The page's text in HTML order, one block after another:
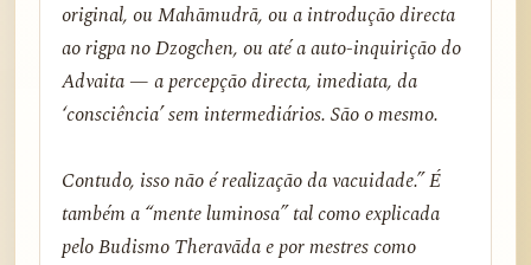
original, ou Mahāmudrā, ou a introdução directa
ao rigpa no Dzogchen, ou até a auto-inquirição do
Advaita — a percepção directa, imediata, da
‘consciência’ sem intermediários. São o mesmo.
Contudo, isso não é realização da vacuidade.” É
também a “mente luminosa” tal como explicada
pelo Budismo Theravāda e por mestres como